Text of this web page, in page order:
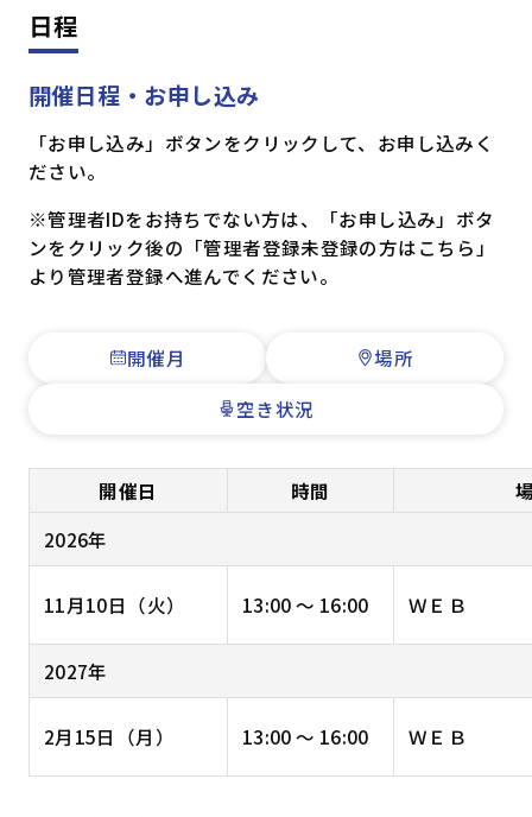
日程
開催日程・お申し込み
「お申し込み」ボタンをクリックして、お申し込みく
ださい。
※管理者IDをお持ちでない方は、「お申し込み」ボタ
ンをクリック後の「管理者登録未登録の方はこちら」
より管理者登録へ進んでください。
開催月
場所
空き状況
開催日 時間
2026年
11月10日（火） 13:00 ～ 16:00 ＷＥＢ
2027年
2月15日（月） 13:00 ～ 16:00 ＷＥＢ